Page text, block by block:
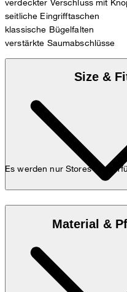
Es werden nur Stores mit
seitliche Eingrifftaschen
klassische Bügelfalten
verstärkte Saumabschlüsse
Size &
Das Model trägt die Grösse
cm, einem Brustumfang von
Maßtabelle
Material &